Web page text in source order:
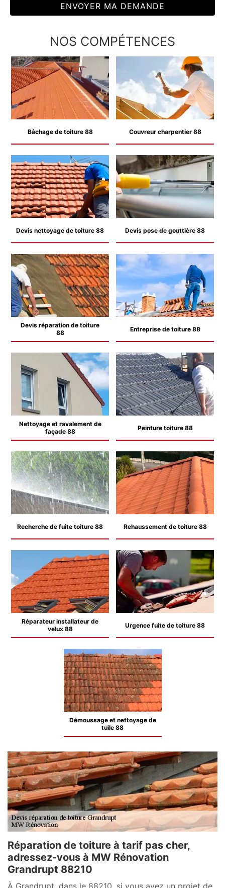
NOS COMPÉTENCES
Bâchage de toiture 88 Couvreur charpentier 88
Devis nettoyage de toiture 88 Devis pose de gouttière 88
Devis réparation de toiture
88
Entreprise de toiture 88
Nettoyage et ravalement de
façade 88
Peinture toiture 88
Recherche de fuite toiture 88 Rehaussement de toiture 88
Réparateur installateur de
velux 88
Urgence fuite de toiture 88
Démoussage et nettoyage de
tuile 88
Réparation de toiture à tarif pas cher,
adressez-vous à MW Rénovation
Grandrupt 88210
À Grandrupt, dans le 88210, si vous avez un projet de